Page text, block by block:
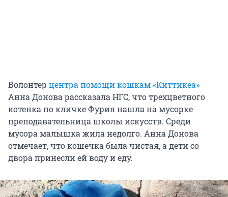
Волонтер центра помощи кошкам «Киттикеа»
Анна Донова рассказала НГС, что трехцветного
котенка по кличке Фурия нашла на мусорке
преподавательница школы искусств. Среди
мусора малышка жила недолго. Анна Донова
отмечает, что кошечка была чистая, а дети со
двора принесли ей воду и еду.